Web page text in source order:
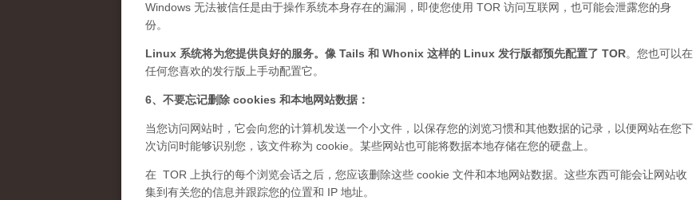
Windows 无法被信任是由于操作系统本身存在的漏洞，即使您使用 TOR 访问互联网，也可能会泄露您的身
份。
Linux 系统将为您提供良好的服务。像 Tails 和 Whonix 这样的 Linux 发行版都预先配置了 TOR。您也可以在
任何您喜欢的发行版上手动配置它。
6、不要忘记删除 cookies 和本地网站数据：
当您访问网站时，它会向您的计算机发送一个小文件，以保存您的浏览习惯和其他数据的记录，以便网站在您下
次访问时能够识别您，该文件称为 cookie。某些网站也可能将数据本地存储在您的硬盘上。
在 TOR 上执行的每个浏览会话之后，您应该删除这些 cookie 文件和本地网站数据。这些东西可能会让网站收
集到有关您的信息并跟踪您的位置和 IP 地址。